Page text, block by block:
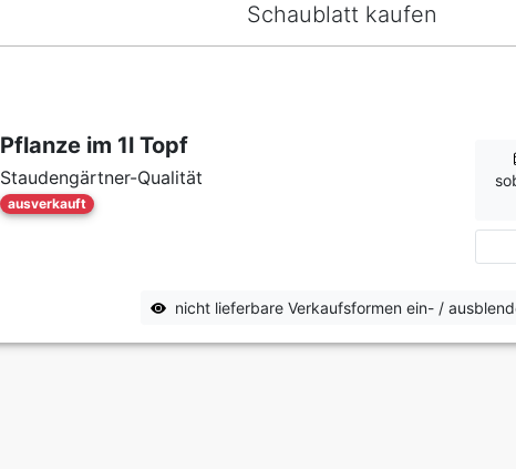
Schaublatt kaufen
Pflanze im 1l Topf
Staudengärtner-Qualität
ausverkauft
nicht lieferbare Verkaufsformen ein- /